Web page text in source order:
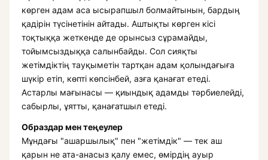
көрген адам аса ысырапшыл болмайтынын, бардың
қадірін түсінетінін айтады. Аштықты көрген кісі
тоқтыққа жеткенде де орынсыз сұрамайды,
тойымсыздыққа салынбайды. Сол сияқты
жетімдіктің тауқыметін тартқан адам қолындағыға
шүкір етіп, көпті көпсінбей, азға қанағат етеді.
Астарлы мағынасы — қиындық адамды тәрбиелейді,
сабырлы, ұятты, қанағатшыл етеді.
Образдар мен теңеулер
Мұндағы "ашаршылық" пен "жетімдік" — тек аш
қарын не ата-анасыз қалу емес, өмірдің ауыр